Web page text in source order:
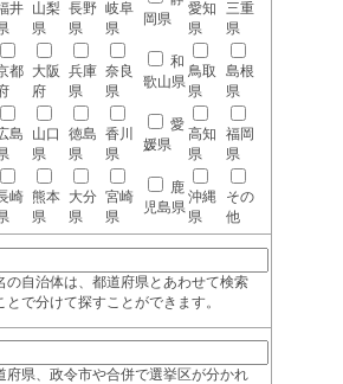
井 山梨
県
長野
県
岐阜
県
岡県
愛知
県
三重
県
都 大阪
府
兵庫
県
奈良
県
和
歌山県
鳥取
県
島根
県
島
山口
県
徳島
県
香川
県
愛
媛県
高知
県
福岡
県
崎 熊本
県
大分
県
宮崎
県
鹿
児島県
沖縄
県
その
他
自治体は、都道府県とあわせて検索
とで分けて探すことができます。
県、政令市や合併で選挙区が分かれ